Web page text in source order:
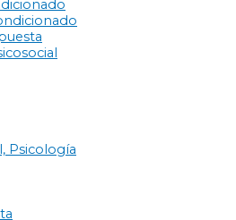
Psicología